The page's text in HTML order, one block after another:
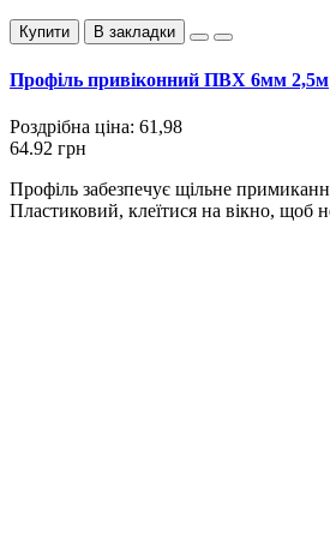
Купити В закладки
Профіль привіконний ПВХ 6мм 2,5м
Роздрібна ціна: 61,98
64.92 грн
Профіль забезпечує щільне
Пластиковий, клеїтися на вікно, щоб